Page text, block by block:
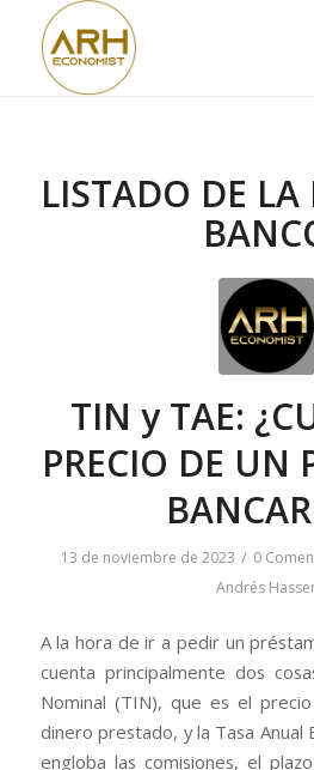
LISTADO DE LA
TIN y TAE:
PRECIO DE UN
13 de noviembre de 2023 / 0
Andrés
A la hora de ir a pedir un
cuenta principalmente dos
Nominal (TIN), que es el
dinero prestado, y la Tasa Anual
engloba las comisiones, el